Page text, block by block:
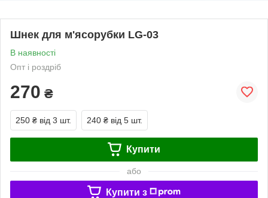
Шнек для м'ясорубки LG-03
В наявності
Опт і роздріб
270 ₴
250 ₴ від 3 шт. 240 ₴ від 5 шт.
Купити
або
Купити з